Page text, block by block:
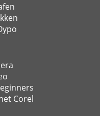
Corel